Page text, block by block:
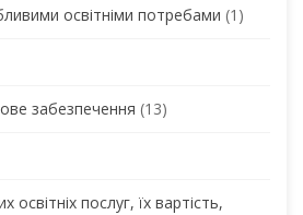
освітніми потребами (1)
забезпечення (13)
освітніх послуг, їх вартість,